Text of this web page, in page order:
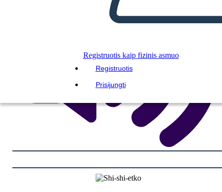
Registruotis kaip fizinis asmuo
Registruotis
Prisijungti